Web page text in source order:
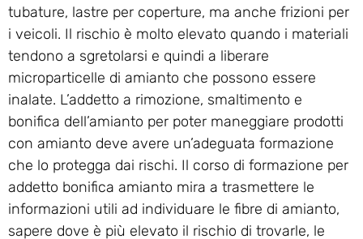
tubature, lastre per coperture, ma anche frizioni per
i veicoli. Il rischio è molto elevato quando i materiali
tendono a sgretolarsi e quindi a liberare
microparticelle di amianto che possono essere
inalate. L’addetto a rimozione, smaltimento e
bonifica dell’amianto per poter maneggiare prodotti
con amianto deve avere un’adeguata formazione
che lo protegga dai rischi. Il corso di formazione per
addetto bonifica amianto mira a trasmettere le
informazioni utili ad individuare le fibre di amianto,
sapere dove è più elevato il rischio di trovarle, le